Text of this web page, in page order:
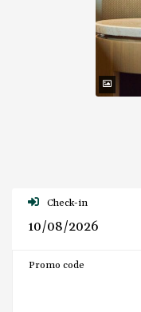
Check-in
Promo code